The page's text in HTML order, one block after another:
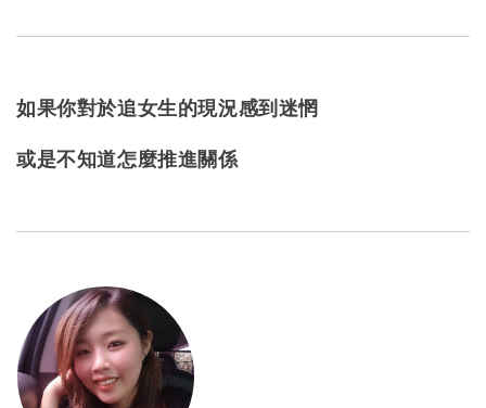
如果你對於追女生的現況感到迷惘
或是不知道怎麼推進關係